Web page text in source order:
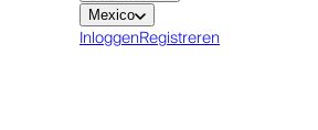
Mexico
InloggenRegistreren